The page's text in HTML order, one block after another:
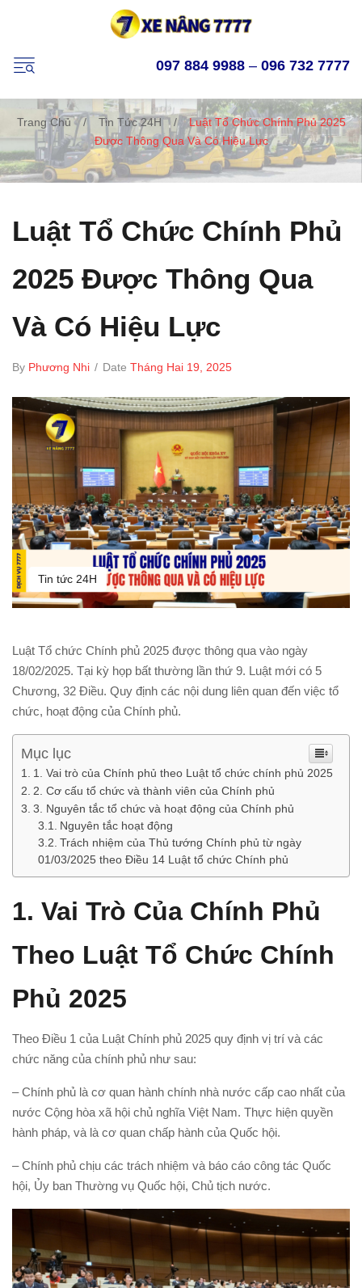
097 884 9988 – 096 732 7777
Trang Chủ / Tin Tức 24H /
Luật Tổ Chức Chính Phủ 2025
Được Thông Qua Và Có Hiệu Lực
Luật Tổ Chức Chính Phủ
2025 Được Thông Qua
Và Có Hiệu Lực
By Phương Nhi / Date Tháng Hai 19, 2025
Tin tức 24H
Luật Tổ chức Chính phủ 2025 được thông qua vào ngày
18/02/2025. Tại kỳ họp bất thường lần thứ 9. Luật mới có 5
Chương, 32 Điều. Quy định các nội dung liên quan đến việc tổ
chức, hoạt động của Chính phủ.
Mục lục
1. Vai trò của Chính phủ theo Luật tổ chức chính phủ 2025
2. Cơ cấu tổ chức và thành viên của Chính phủ
3. Nguyên tắc tổ chức và hoạt động của Chính phủ
Nguyên tắc hoạt động
Trách nhiệm của Thủ tướng Chính phủ từ ngày
01/03/2025 theo Điều 14 Luật tổ chức Chính phủ
1. Vai Trò Của Chính Phủ
Theo Luật Tổ Chức Chính
Phủ 2025
Theo Điều 1 của Luật Chính phủ 2025 quy định vị trí và các
chức năng của chính phủ như sau:
– Chính phủ là cơ quan hành chính nhà nước cấp cao nhất của
nước Cộng hòa xã hội chủ nghĩa Việt Nam. Thực hiện quyền
hành pháp, và là cơ quan chấp hành của Quốc hội.
– Chính phủ chịu các trách nhiệm và báo cáo công tác Quốc
hội, Ủy ban Thường vụ Quốc hội, Chủ tịch nước.